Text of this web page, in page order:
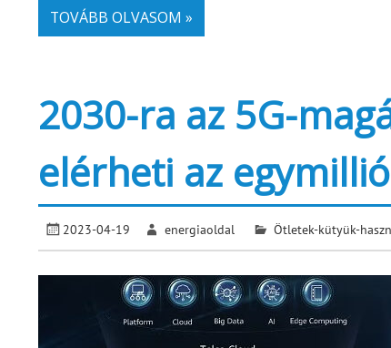
TOVÁBB OLVASOM »
2030-ra az 5G-
elérheti az
2023-04-19 energiaoldal Ötletek-kütyük-